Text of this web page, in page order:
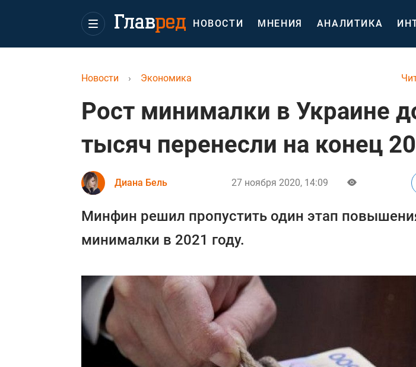
НОВОСТИ МНЕНИЯ АНАЛИТИКА
Новости › Экономика
Рост минималки в Украине
тысяч перенесли на конец
Диана Бель 27 ноября 2020, 14:09
Минфин решил пропустить один этап
минималки в 2021 году.